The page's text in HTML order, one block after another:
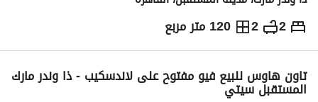
2
2 120 متر مربع ج.م12,645,000
الاماكن القريبة
تاون هاوس للبيع فيو مفتوح على لاندسكيب - ذا وندر مارك
المستقبل سيتي